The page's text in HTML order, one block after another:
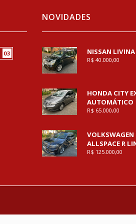
03
NOVIDADES
NISSAN
R$ 40.000,00
HONDA CITY
AUTOMÁTICO
R$ 65.000,00
ALLSPACE R
R$ 125.000,00